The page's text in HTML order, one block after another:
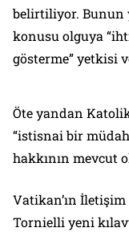
belirtiliyor. Bunun
konusu olguya
gösterme” yetkisi
Öte yandan
“istisnai bir
hakkının mevcut
Vatikan’ın
Tornielli yeni